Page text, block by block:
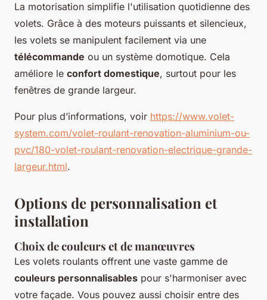
La motorisation simplifie l'utilisation quotidienne des
volets. Grâce à des moteurs puissants et silencieux,
les volets se manipulent facilement via une
télécommande ou un système domotique. Cela
améliore le confort domestique, surtout pour les
fenêtres de grande largeur.
Pour plus d’informations, voir https://www.volet-
system.com/volet-roulant-renovation-aluminium-ou-
pvc/180-volet-roulant-renovation-electrique-grande-
largeur.html.
Options de personnalisation et
installation
Choix de couleurs et de manœuvres
Les volets roulants offrent une vaste gamme de
couleurs personnalisables pour s'harmoniser avec
votre façade. Vous pouvez aussi choisir entre des